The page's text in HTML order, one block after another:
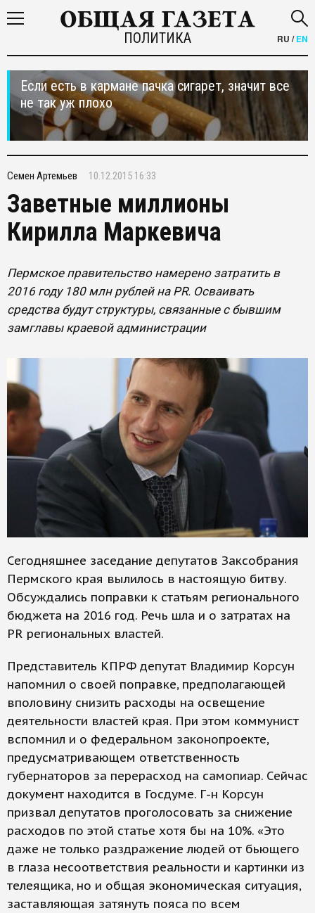
ПОЛИТИКА RU /EN
Если есть в кармане пачка сигарет, значит все
не так уж плохо
Семен Артемьев 10.12.2015 16:33
Заветные миллионы
Кирилла Маркевича
Пермское правительство намерено затратить в
2016 году 180 млн рублей на PR. Осваивать
средства будут структуры, связанные с бывшим
замглавы краевой администрации
Сегодняшнее заседание депутатов Заксобрания
Пермского края вылилось в настоящую битву.
Обсуждались поправки к статьям регионального
бюджета на 2016 год. Речь шла и о затратах на
PR региональных властей.
Представитель КПРФ депутат Владимир Корсун
напомнил о своей поправке, предполагающей
вполовину снизить расходы на освещение
деятельности властей края. При этом коммунист
вспомнил и о федеральном законопроекте,
предусматривающем ответственность
губернаторов за перерасход на самопиар. Сейчас
документ находится в Госдуме. Г-н Корсун
призвал депутатов проголосовать за снижение
расходов по этой статье хотя бы на 10%. «Это
даже не только раздражение людей от бьющего
в глаза несоответствия реальности и картинки из
телеящика, но и общая экономическая ситуация,
заставляющая затянуть пояса по всем